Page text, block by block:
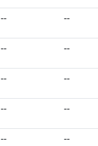
-- --
-- --
-- --
-- --
-- --